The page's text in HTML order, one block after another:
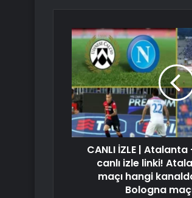
CANLI İZLE |
canlı izle linki!
maçı hangi
Bologna